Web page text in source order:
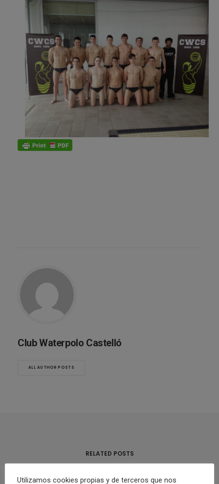
Club Waterpolo Castelló
ALL AUTHOR POSTS
RELATED POSTS
Utilizamos cookies propias y de terceros que nos